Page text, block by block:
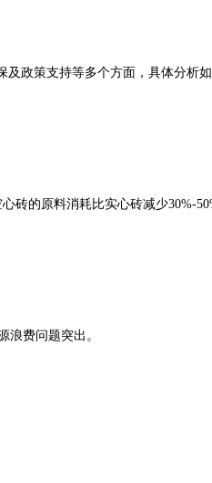
政策支持等多个方面，具体分析如
的原料消耗比实心砖减少30%-
费问题突出。